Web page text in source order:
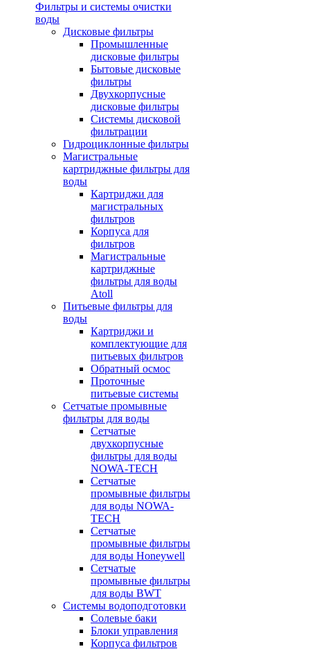
Фильтры и системы очистки
воды
Дисковые фильтры
Промышленные
дисковые фильтры
Бытовые дисковые
фильтры
Двухкорпусные
дисковые фильтры
Системы дисковой
фильтрации
Гидроциклонные фильтры
Магистральные
картриджные фильтры для
воды
Картриджи для
магистральных
фильтров
Корпуса для
фильтров
Магистральные
картриджные
фильтры для воды
Atoll
Питьевые фильтры для
воды
Картриджи и
комплектующие для
питьевых фильтров
Обратный осмос
Проточные
питьевые системы
Сетчатые промывные
фильтры для воды
Сетчатые
двухкорпусные
фильтры для воды
NOWA-TECH
Сетчатые
промывные фильтры
для воды NOWA-
TECH
Сетчатые
промывные фильтры
для воды Honeywell
Сетчатые
промывные фильтры
для воды BWT
Системы водоподготовки
Солевые баки
Блоки управления
Корпуса фильтров